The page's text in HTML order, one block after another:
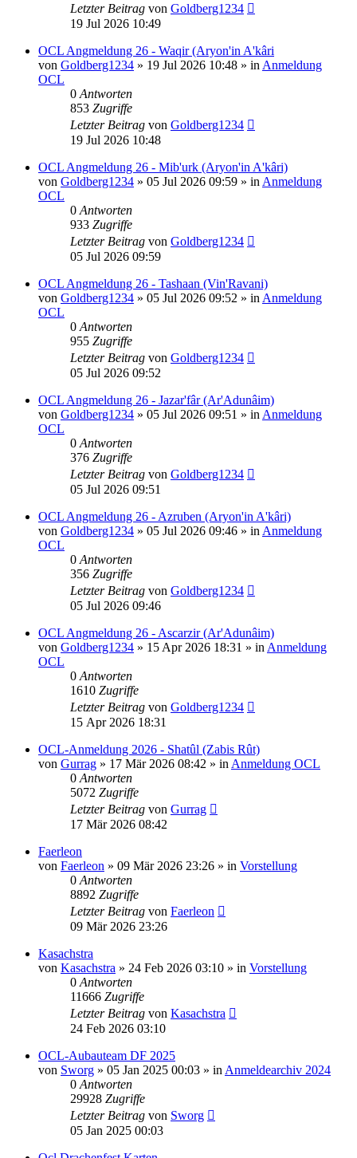
Letzter Beitrag von Goldberg1234
19 Jul 2026 10:49
OCL Angmeldung 26 - Waqir (Aryon'in A'kâri
von Goldberg1234 » 19 Jul 2026 10:48 » in Anmeldung
OCL
0 Antworten
853 Zugriffe
Letzter Beitrag von Goldberg1234
19 Jul 2026 10:48
OCL Angmeldung 26 - Mib'urk (Aryon'in A'kâri)
von Goldberg1234 » 05 Jul 2026 09:59 » in Anmeldung
OCL
0 Antworten
933 Zugriffe
Letzter Beitrag von Goldberg1234
05 Jul 2026 09:59
OCL Angmeldung 26 - Tashaan (Vin'Ravani)
von Goldberg1234 » 05 Jul 2026 09:52 » in Anmeldung
OCL
0 Antworten
955 Zugriffe
Letzter Beitrag von Goldberg1234
05 Jul 2026 09:52
OCL Angmeldung 26 - Jazar'fâr (Ar'Adunâim)
von Goldberg1234 » 05 Jul 2026 09:51 » in Anmeldung
OCL
0 Antworten
376 Zugriffe
Letzter Beitrag von Goldberg1234
05 Jul 2026 09:51
OCL Angmeldung 26 - Azruben (Aryon'in A'kâri)
von Goldberg1234 » 05 Jul 2026 09:46 » in Anmeldung
OCL
0 Antworten
356 Zugriffe
Letzter Beitrag von Goldberg1234
05 Jul 2026 09:46
OCL Angmeldung 26 - Ascarzir (Ar'Adunâim)
von Goldberg1234 » 15 Apr 2026 18:31 » in Anmeldung
OCL
0 Antworten
1610 Zugriffe
Letzter Beitrag von Goldberg1234
15 Apr 2026 18:31
OCL-Anmeldung 2026 - Shatûl (Zabis Rût)
von Gurrag » 17 Mär 2026 08:42 » in Anmeldung OCL
0 Antworten
5072 Zugriffe
Letzter Beitrag von Gurrag
17 Mär 2026 08:42
Faerleon
von Faerleon » 09 Mär 2026 23:26 » in Vorstellung
0 Antworten
8892 Zugriffe
Letzter Beitrag von Faerleon
09 Mär 2026 23:26
Kasachstra
von Kasachstra » 24 Feb 2026 03:10 » in Vorstellung
0 Antworten
11666 Zugriffe
Letzter Beitrag von Kasachstra
24 Feb 2026 03:10
OCL-Aubauteam DF 2025
von Sworg » 05 Jan 2025 00:03 » in Anmeldearchiv 2024
0 Antworten
29928 Zugriffe
Letzter Beitrag von Sworg
05 Jan 2025 00:03